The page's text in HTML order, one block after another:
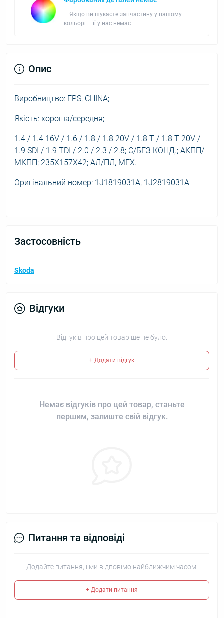
– Якщо ви шукаєте запчастину у вашому
кольорі – її у нас немає
Опис
Виробництво: FPS, CHINA;
Якість: хороша/середня;
1.4 / 1.4 16V / 1.6 / 1.8 / 1.8 20V / 1.8 T / 1.8 T 20V /
1.9 SDI / 1.9 TDI / 2.0 / 2.3 / 2.8; С/БЕЗ КОНД.; АКПП/
МКПП; 235X157X42; АЛ/ПЛ, МЕХ.
Оригінальний номер: 1J1819031A, 1J2819031A
Застосовність
Skoda
Відгуки
Відгуків про цей товар ще не було.
+ Додати відгук
Немає відгуків про цей товар, станьте
першим, залиште свій відгук.
Питання та відповіді
Додайте питання, і ми відповімо найближчим часом.
+ Додати питання